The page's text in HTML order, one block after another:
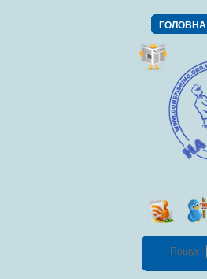
ГОЛОВНА
Пошук :